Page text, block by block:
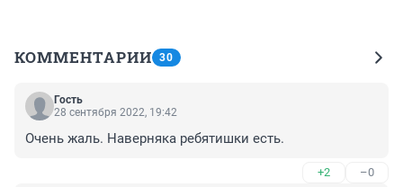
КОММЕНТАРИИ 30
Гость
28 сентября 2022, 19:42
Очень жаль. Наверняка ребятишки есть.
+2 –0